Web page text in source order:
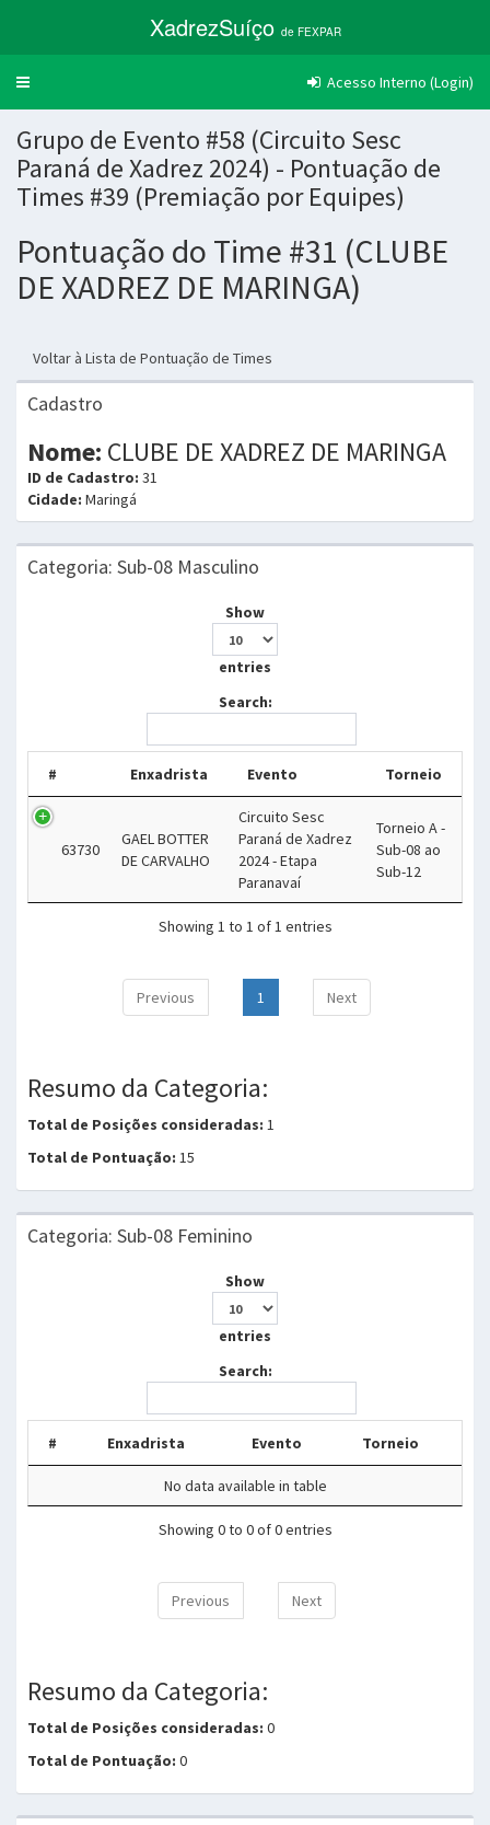
XadrezSuíço de FEXPAR
Trocar
Acesso Interno (Login)
Grupo de Evento #58 (Circuito Sesc
Paraná de Xadrez 2024) - Pontuação de
Times #39 (Premiação por Equipes)
Pontuação do Time #31 (CLUBE
DE XADREZ DE MARINGA)
Voltar à Lista de Pontuação de Times
Cadastro
Nome: CLUBE DE XADREZ DE MARINGA
ID de Cadastro: 31
Cidade: Maringá
Categoria: Sub-08 Masculino
Show
entries
Search:
# Enxadrista Evento Torneio
63730
GAEL BOTTER
DE CARVALHO
Circuito Sesc
Paraná de Xadrez
2024 - Etapa
Paranavaí
Torneio A -
Sub-08 ao
Sub-12
Showing 1 to 1 of 1 entries
Previous 1 Next
Resumo da Categoria:
Total de Posições consideradas: 1
Total de Pontuação: 15
Categoria: Sub-08 Feminino
Show
entries
Search:
# Enxadrista Evento Torneio
No data available in table
Showing 0 to 0 of 0 entries
Previous Next
Resumo da Categoria:
Total de Posições consideradas: 0
Total de Pontuação: 0